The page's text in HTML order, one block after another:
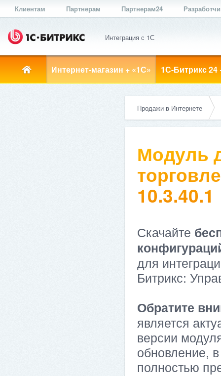
Клиентам Партнерам Партнерам24
Интеграция с 1С
Интернет-магазин + «1С» 1С-Битрикс 24
Продажи в Интернете
Модуль
10.3.40.1
Скачайте
для
Битрикс:
Обратите
является
версии
обновление,
полностью